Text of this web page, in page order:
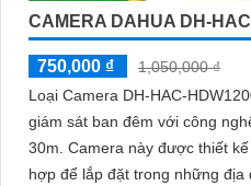
CAMERA DAHUA DH-
750,000 ₫
1,050,000 ₫
Loại Camera DH-HAC-
giám sát ban đêm với công
30m. Camera này được thiết kế nhỏ gọn và có kiểu dáng mỹ thuật, phù
hợp để lắp đặt trong những địa